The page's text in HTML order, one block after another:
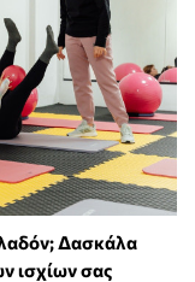
Δασκάλα
ισχίων σας